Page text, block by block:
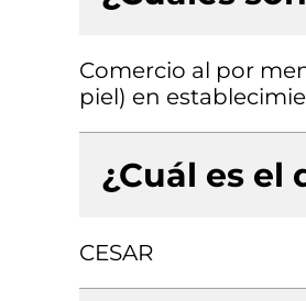
Comercio al por
piel) en
¿Cuál es el
CESAR